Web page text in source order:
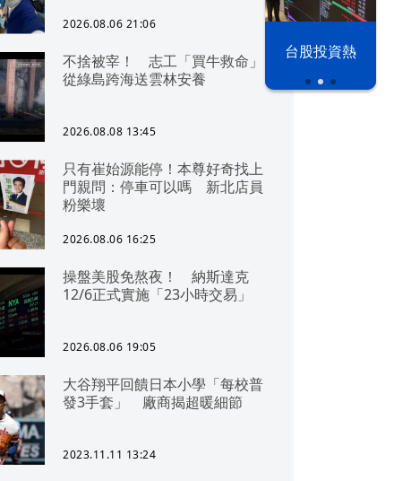
漢光42演習 台股投資熱
2026.08.06 21:06
不捨被宰！ 志工「買牛救命」
從綠島跨海送雲林安養
2026.08.08 13:45
只有崔始源能停！本尊好奇找上
門親問：停車可以嗎 新北店員
粉樂壞
2026.08.06 16:25
操盤美股免熬夜！ 納斯達克
12/6正式實施「23小時交易」
2026.08.06 19:05
大谷翔平回饋日本小學「每校普
發3手套」 廠商揭超暖細節
2023.11.11 13:24